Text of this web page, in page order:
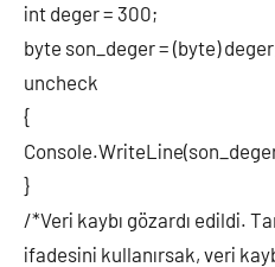
int deger = 300;
byte son_deger = (byte)
uncheck
{
}
/*Veri kaybı gözardı edildi.
ifadesini kullanırsak, veri